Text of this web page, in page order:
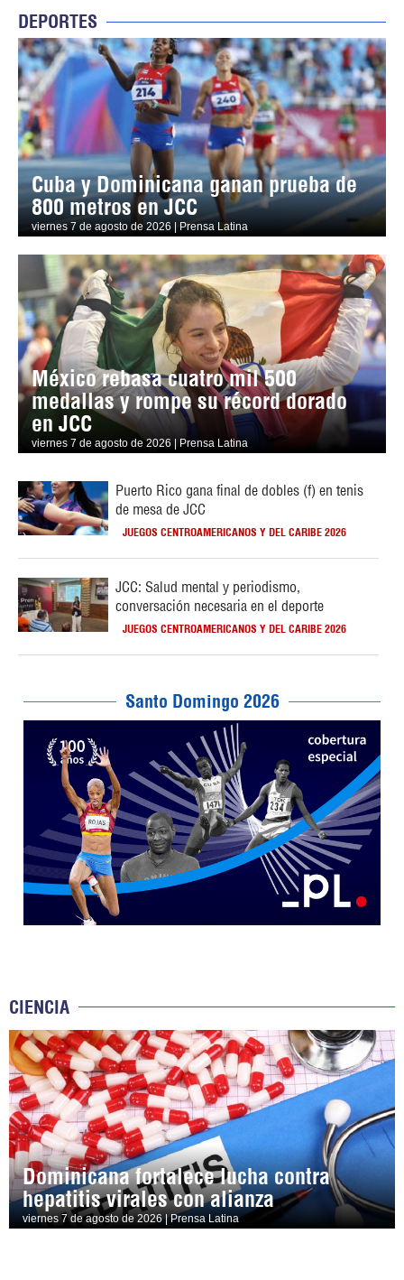
DEPORTES
Cuba y Dominicana ganan prueba de
800 metros en JCC
viernes 7 de agosto de 2026 | Prensa Latina
México rebasa cuatro mil 500
medallas y rompe su récord dorado
en JCC
viernes 7 de agosto de 2026 | Prensa Latina
Puerto Rico gana final de dobles (f) en tenis
de mesa de JCC
JUEGOS CENTROAMERICANOS Y DEL CARIBE 2026
JCC: Salud mental y periodismo,
conversación necesaria en el deporte
JUEGOS CENTROAMERICANOS Y DEL CARIBE 2026
Santo Domingo 2026
CIENCIA
Dominicana fortalece lucha contra
hepatitis virales con alianza
viernes 7 de agosto de 2026 | Prensa Latina